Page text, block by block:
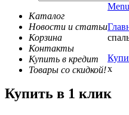
Каталог
Новости и статьи
Корзина
Контакты
Купить в кредит
Товары со скидкой!
Menu
x
Купить в 1 клик